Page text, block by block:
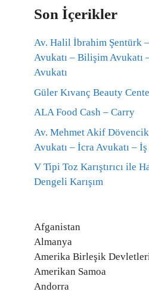
Son İçerikler
Av. Halil İbrahim Şentürk
Avukatı – Bilişim Avukatı
Avukatı
Güler Kıvanç Beauty
ALA Food Cash – Carry
Av. Mehmet Akif
Avukatı – İcra Avukatı – İş
V Tipi Toz Karıştırıcı ile
Dengeli Karışım
Afganistan
Almanya
Amerika Birleşik
Amerikan Samoa
Andorra